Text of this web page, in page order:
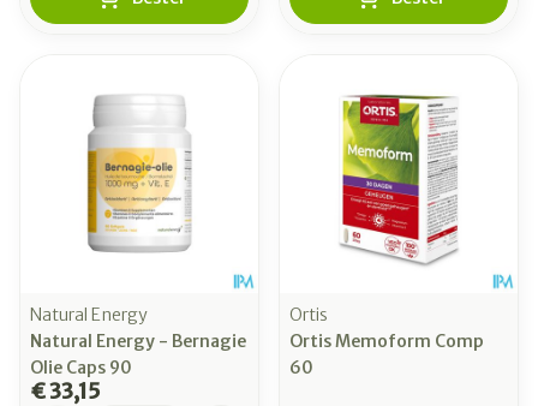
Natural Energy
Natural Energy - Bernagie
Olie Caps 90
€ 33,15
Ortis
Ortis Memoform Comp
60